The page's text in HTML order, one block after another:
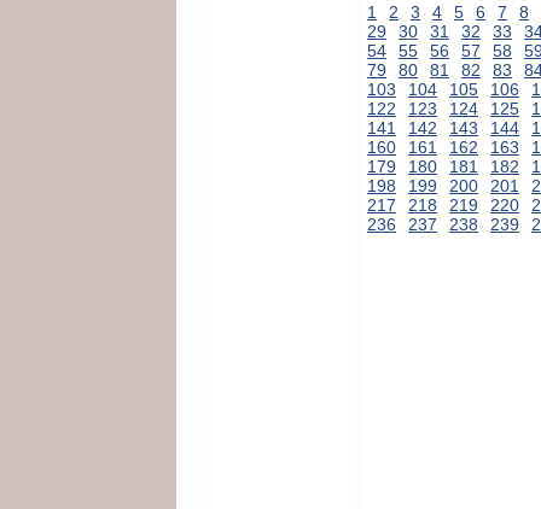
1 2 3 4 5 6 7
8
29
30 31 32 33
54
55 56 57 58
79
80 81 82 83
103
104 105 106
122
123 124 125
141
142 143 144
160
161 162 163
179
180 181 182
198
199 200 201
217
218 219 220
236
237 238 239